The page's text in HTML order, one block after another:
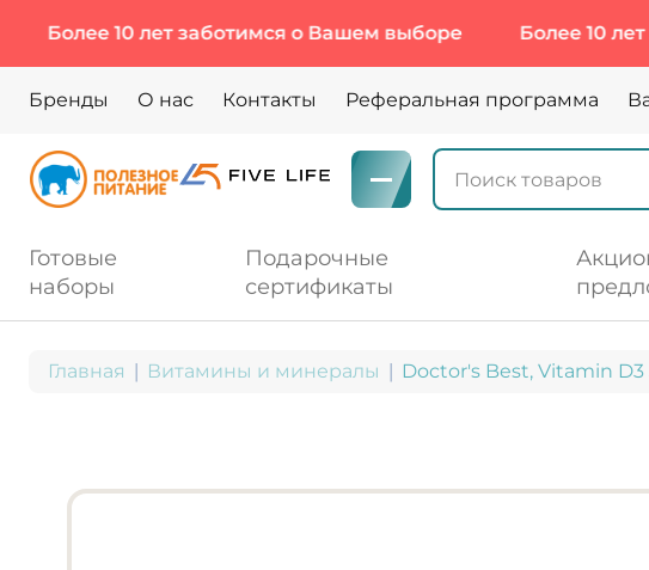
10 лет заботимся о Вашем выборе Более 10 лет
Бренды О нас Контакты Реферальная программа
Готовые
наборы
Подарочные
сертификаты
Главная Витамины и минералы Doctor's Best, Vitamin